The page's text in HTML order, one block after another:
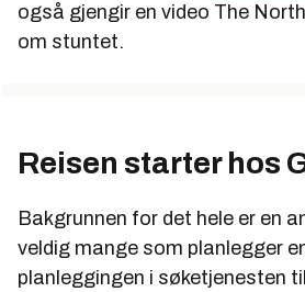
også gjengir en video The
om stuntet.
Reisen starter hos
Bakgrunnen for det hele er en
veldig mange som planlegger
planleggingen i søketjenesten